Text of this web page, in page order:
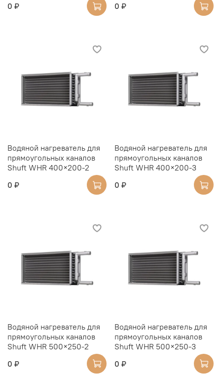
0 ₽
0 ₽
Водяной нагреватель для
прямоугольных каналов
Shuft WHR 400×200-2
0 ₽
Водяной нагреватель для
прямоугольных каналов
Shuft WHR 400×200-3
0 ₽
Водяной нагреватель для
прямоугольных каналов
Shuft WHR 500×250-2
0 ₽
Водяной нагреватель для
прямоугольных каналов
Shuft WHR 500×250-3
0 ₽